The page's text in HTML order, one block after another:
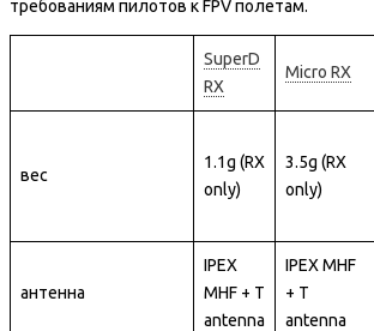
требованиям пилотов к FPV полетам.
SuperD
RX
Micro RX
вес
1.1g (RX
only)
3.5g (RX
only)
антенна
IPEX
MHF + T
antenna
IPEX MHF
+ T
antenna